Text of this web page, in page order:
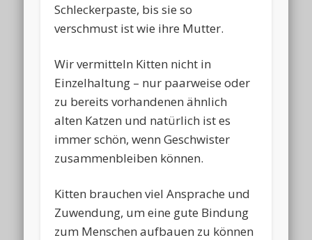
Schleckerpaste, bis sie so
verschmust ist wie ihre Mutter.
Wir vermitteln Kitten nicht in
Einzelhaltung – nur paarweise oder
zu bereits vorhandenen ähnlich
alten Katzen und natürlich ist es
immer schön, wenn Geschwister
zusammenbleiben können.
Kitten brauchen viel Ansprache und
Zuwendung, um eine gute Bindung
zum Menschen aufbauen zu können